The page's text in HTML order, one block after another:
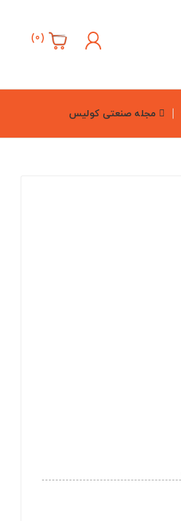
(
0
)
مجله صنعتی کولیس